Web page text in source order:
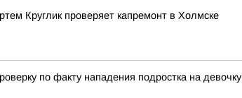
Круглик проверяет капремонт в Холмске
по факту нападения подростка на девочку